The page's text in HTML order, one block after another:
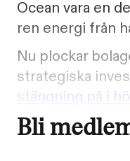
Ocean vara en
ren energi från
Nu plockar
strategiska
stängning på i
Bli